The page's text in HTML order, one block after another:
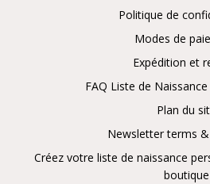
Politique de
Modes de
Expédition et
FAQ Liste de
Plan du
Newsletter terms
Créez votre liste de naissance
boutique